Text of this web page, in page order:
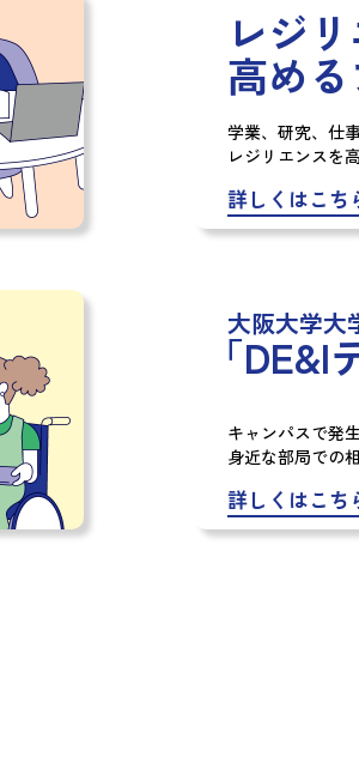
レジ
高め
学業、研究、仕
レジリエンスを
詳しくはこち
大阪大学大
「DE&I
キャンパスで発
身近な部局での
詳しくはこち